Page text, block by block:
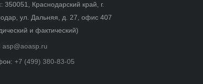
350051, Краснодарский край, г.
ул. Дальняя, д. 27, офис 407
и фактический)
asp@aoasp.ru
+7 (499) 380-83-05